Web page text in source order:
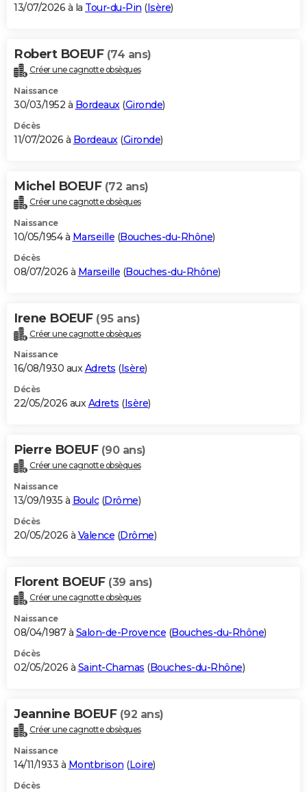
S'inscrire
Se connecter
Lycées
Collèges
Primaires
Universités
Entreprises
Service militaire
Avis de recherche
AVIS DE DÉCÈS
Bricolage
Lifestyle
Culture
Sport
Auto
Television
Voyage
Cinema
13/07/2026 à la Tour-du-Pin (Isère)
Robert BOEUF (74 ans)
Créer une cagnotte obsèques
Naissance
30/03/1952 à Bordeaux(Gironde)
Décès
11/07/2026 à Bordeaux(Gironde)
Michel BOEUF (72 ans)
Créer une cagnotte obsèques
Naissance
10/05/1954 à Marseille (Bouches-du-Rhône)
Décès
08/07/2026 à Marseille (Bouches-du-Rhône)
Irene BOEUF (95 ans)
Créer une cagnotte obsèques
Naissance
16/08/1930 auxAdrets (Isère)
Décès
22/05/2026 auxAdrets (Isère)
Pierre BOEUF (90 ans)
Créer une cagnotte obsèques
Naissance
13/09/1935 à Boulc(Drôme)
Décès
20/05/2026 à Valence (Drôme)
Florent BOEUF (39 ans)
Créer une cagnotte obsèques
Naissance
08/04/1987 à Salon-de-Provence (Bouches-du-Rhône)
Décès
02/05/2026 à Saint-Chamas (Bouches-du-Rhône)
Jeannine BOEUF (92 ans)
Créer une cagnotte obsèques
Naissance
14/11/1933 à Montbrison (Loire)
Décès